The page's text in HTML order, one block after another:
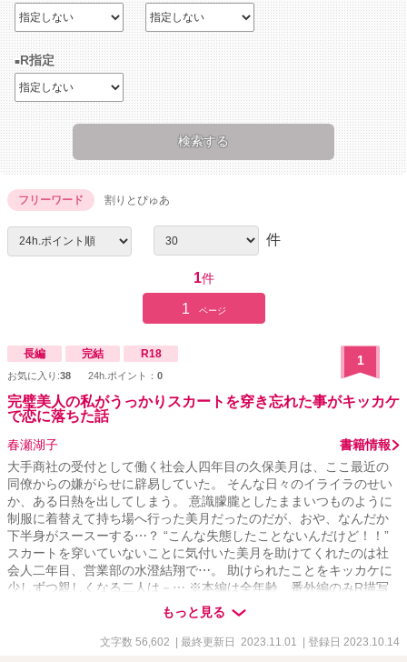
R指定
フリーワード 割りとぴゅあ
件
1件
1 ページ
長編 完結 R18
お気に入り:38 24h.ポイント： 0
1
完璧美人の私がうっかりスカートを穿き忘れた事がキッカケ
で恋に落ちた話
春瀬湖子
書籍情報
大手商社の受付として働く社会人四年目の久保美月は、ここ最近の
同僚からの嫌がらせに辟易していた。 そんな日々のイライラのせい
か、ある日熱を出してしまう。 意識朦朧としたままいつものように
制服に着替えて持ち場へ行った美月だったのだが、おや、なんだか
下半身がスースーする⋯？ “こんな失態したことないんだけど！！”
スカートを穿いていないことに気付いた美月を助けてくれたのは社
会人二年目、営業部の水澄結翔で⋯。 助けられたことをキッカケに
少しずつ親しくなる二人は－⋯ ※本編は全年齢、番外編のみR描写
ありとなっております。 ※他サイト様でも投稿しております。
もっと見る
文字数 56,602 | 最終更新日 2023.11.01 | 登録日 2023.10.14